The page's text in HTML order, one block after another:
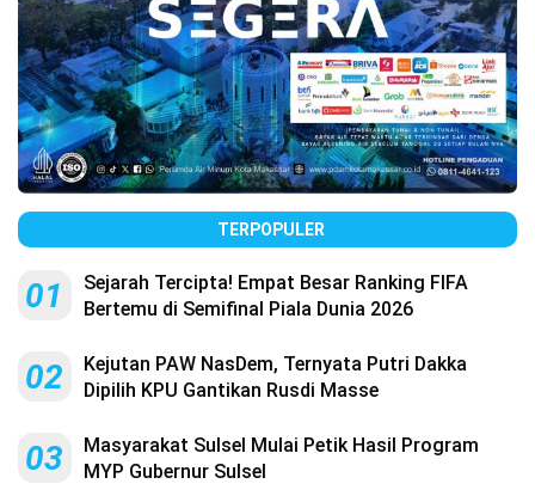
TERPOPULER
01
Sejarah Tercipta! Empat Besar Ranking FIFA
Bertemu di Semifinal Piala Dunia 2026
02
Kejutan PAW NasDem, Ternyata Putri Dakka
Dipilih KPU Gantikan Rusdi Masse
03
Masyarakat Sulsel Mulai Petik Hasil Program
MYP Gubernur Sulsel